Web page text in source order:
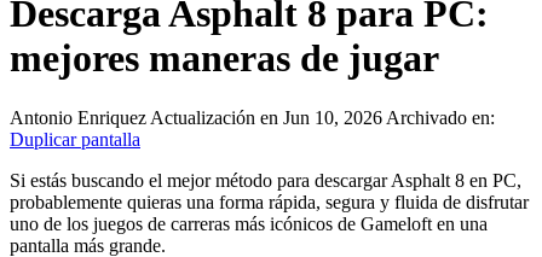
Descarga Asphalt 8 para PC:
mejores maneras de jugar
Antonio Enriquez Actualización en Jun 10, 2026 Archivado en:
Duplicar pantalla
Si estás buscando el mejor método para descargar Asphalt 8 en PC,
probablemente quieras una forma rápida, segura y fluida de disfrutar
uno de los juegos de carreras más icónicos de Gameloft en una
pantalla más grande.